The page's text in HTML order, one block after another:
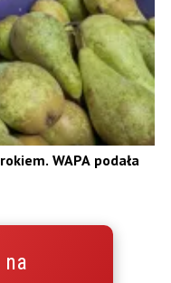
WAPA podała